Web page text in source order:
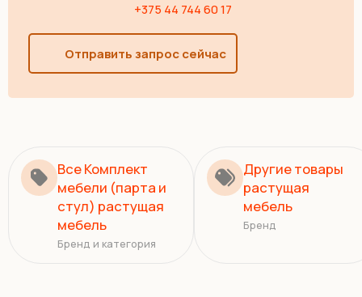
+375 44 744 60 17
Отправить запрос сейчас
Все Комплект
мебели (парта и
стул) растущая
мебель
Бренд и категория
Другие товары
растущая
мебель
Бренд